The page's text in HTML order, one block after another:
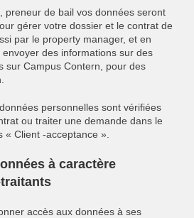
preneur de bail vos données seront
gérer votre dossier et le contrat de
par le property manager, et en
des informations sur des
sur Campus Contern, pour des
personnelles sont vérifiées
ou traiter une demande dans le
Client -acceptance ».
à caractère
accès aux données à ses